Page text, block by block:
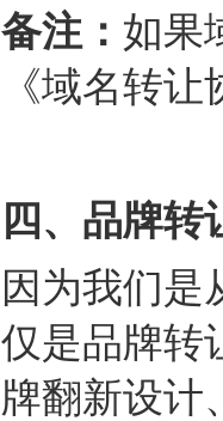
备注： 如果
《域名转
四、 品牌转
因为我们是
仅是品牌转
牌翻新设计